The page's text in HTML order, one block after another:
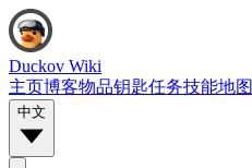
Duckov Wiki
主页博客物品钥匙任务技能地图
中文